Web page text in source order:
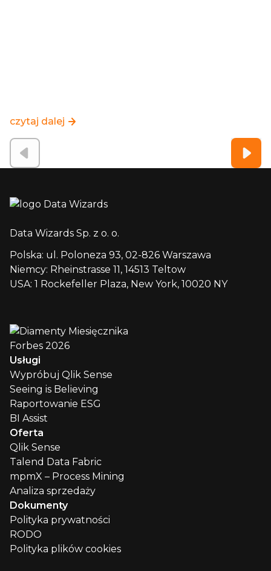
czytaj dalej
Data Wizards Sp. z o. o.
Polska: ul. Poloneza 93, 02-826 Warszawa
Niemcy: Rheinstrasse 11, 14513 Teltow
USA: 1 Rockefeller Plaza, New York, 10020 NY
Usługi
Wypróbuj Qlik Sense
Seeing is Believing
Raportowanie ESG
BI Assist
Oferta
Qlik Sense
Talend Data Fabric
mpmX – Process Mining
Analiza sprzedaży
Dokumenty
Polityka prywatności
RODO
Polityka plików cookies